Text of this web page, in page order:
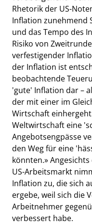
Rhetorik der US-
Inflation zunehmend
und das Tempo des
Risiko von
verfestigender
der Inflation ist
beobachtende
'gute' Inflation dar –
der mit einer im
Wirtschaft
Weltwirtschaft eine
Angebotsengpässe
den Weg für eine
könnten.»
US-Arbeitsmarkt
Inflation zu, die sich
ergebe, weil sich die
Arbeitnehmer
verbessert habe.